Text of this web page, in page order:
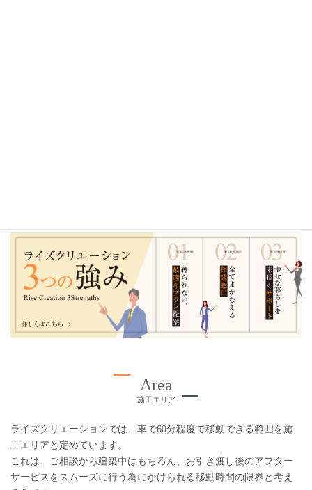
Area
施工エリア
ライズクリエーションでは、車で60分程度で移動できる範囲を施
工エリアと定めています。
これは、ご相談から建築中はもちろん、お引き渡し後のアフター
サービスをスムーズに行う為にかけられる移動時間の限界と考え